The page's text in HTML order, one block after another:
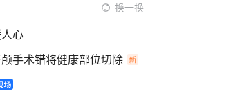
换一换
心
手术错将健康部位切除